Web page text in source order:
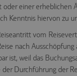
einer erheblichen
Kenntnis hiervon zu
vom
nach Ausschöpfung
ist, weil das
der Durchführung der